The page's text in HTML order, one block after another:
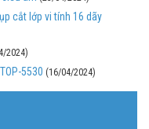
cắt lớp vi tính 16 dãy
2024)
5530 (16/04/2024)